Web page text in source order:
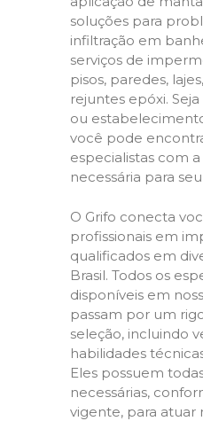
soluções para
infiltração em
serviços de
pisos, paredes,
rejuntes epóxi.
ou
você pode
especialistas com
necessária para
O Grifo conecta
profissionais em
qualificados em
Brasil. Todos os
disponíveis em
passam por um
seleção, incluindo
habilidades
Eles possuem
necessárias,
vigente, para atuar